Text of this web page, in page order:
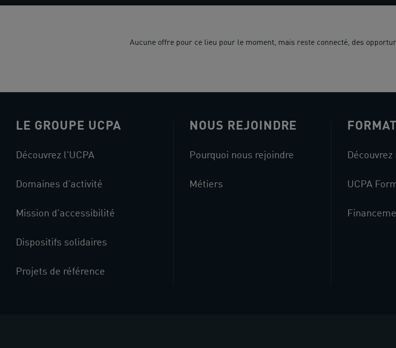
Aucune offre pour ce lieu pour le moment, mais reste connecté, des
LE GROUPE UCPA
Découvrez l'UCPA
Domaines d’activité
Mission d'accessibilité
Dispositifs solidaires
Projets de référence
NOUS REJOINDRE
Pourquoi nous rejoindre
Métiers UCPA